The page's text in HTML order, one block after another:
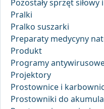
Pozostały sprzęt siłowy
Pralki
Pralko suszarki
Preparaty medycyny
Produkt
Programy
Projektory
Prostownice i
Prostowniki do